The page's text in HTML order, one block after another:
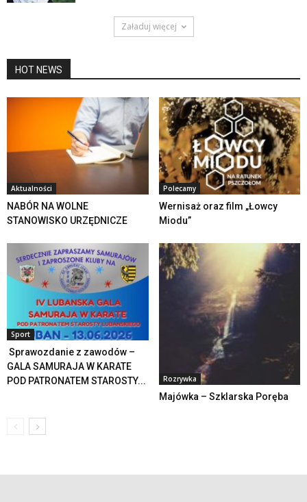
Załaduj więcej
HOT NEWS
Aktualności
NABÓR NA WOLNE
STANOWISKO URZĘDNICZE
Polecamy
Wernisaż oraz film „Łowcy
Miodu”
Sport
Sprawozdanie z zawodów –
GALA SAMURAJA W KARATE
POD PATRONATEM STAROSTY...
Rozrywka
Majówka – Szklarska Poręba